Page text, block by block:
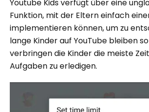
Youtube Kids verfügt über eine
Funktion, mit der Eltern einfach
implementieren können, um zu
lange Kinder auf YouTube bleiben
verbringen die Kinder die meiste
Aufgaben zu erledigen.